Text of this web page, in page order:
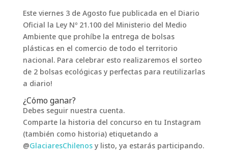
Este viernes 3 de Agosto fue publicada en el Diario
Oficial la Ley Nº 21.100 del Ministerio del Medio
Ambiente que prohíbe la entrega de bolsas
plásticas en el comercio de todo el territorio
nacional. Para celebrar esto realizaremos el sorteo
de 2 bolsas ecológicas y perfectas para reutilizarlas
a diario!
¿Cómo ganar?
Debes seguir nuestra cuenta.
Comparte la historia del concurso en tu Instagram
(también como historia) etiquetando a
@GlaciaresChilenosy listo, ya estarás participando.